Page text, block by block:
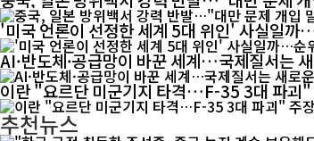
'미국 언론이 선정한 세계 5대 위인' 사실일까
AI·반도체·공급망이 바꾼 세계…국제질서는
이란 "요르단 미군기지 타격…F-35 3대 파괴"
추천뉴스